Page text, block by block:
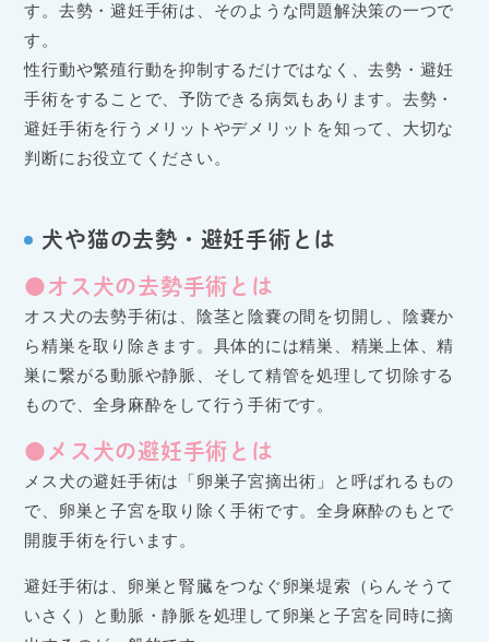
す。去勢・避妊手術は、そのような問題解決策の一つで
す。
性行動や繁殖行動を抑制するだけではなく、去勢・避妊
手術をすることで、予防できる病気もあります。去勢・
避妊手術を行うメリットやデメリットを知って、大切な
判断にお役立てください。
犬や猫の去勢・避妊手術とは
●オス犬の去勢手術とは
オス犬の去勢手術は、陰茎と陰嚢の間を切開し、陰嚢か
ら精巣を取り除きます。具体的には精巣、精巣上体、精
巣に繋がる動脈や静脈、そして精管を処理して切除する
もので、全身麻酔をして行う手術です。
●メス犬の避妊手術とは
メス犬の避妊手術は「卵巣子宮摘出術」と呼ばれるもの
で、卵巣と子宮を取り除く手術です。全身麻酔のもとで
開腹手術を行います。
避妊手術は、卵巣と腎臓をつなぐ卵巣堤索（らんそうて
いさく）と動脈・静脈を処理して卵巣と子宮を同時に摘